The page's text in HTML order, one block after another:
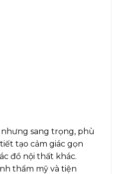
sang trọng, phù
tạo cảm giác gọn
đồ nội thất khác.
thẩm mỹ và tiện